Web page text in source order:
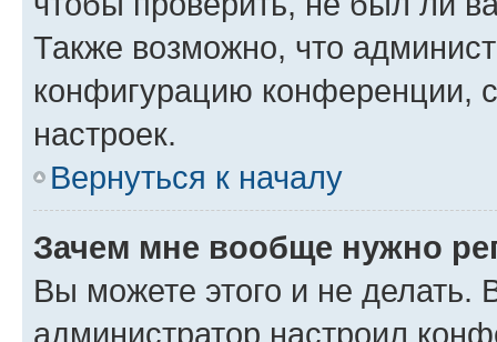
Также возможно, что
конфигурацию конференции,
настроек.
Вернуться к началу
Зачем мне вообще нужно
Вы можете этого и не делать.
администратор настроил